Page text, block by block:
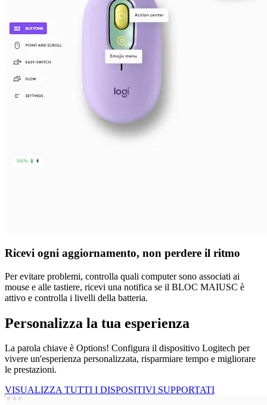
Ricevi ogni aggiornamento, non perdere il ritmo
Per evitare problemi, controlla quali computer sono associati ai
mouse e alle tastiere, ricevi una notifica se il BLOC MAIUSC è
attivo e controlla i livelli della batteria.
Personalizza la tua esperienza
La parola chiave è Options! Configura il dispositivo Logitech per
vivere un'esperienza personalizzata, risparmiare tempo e migliorare
le prestazioni.
VISUALIZZA TUTTI I DISPOSITIVI SUPPORTATI